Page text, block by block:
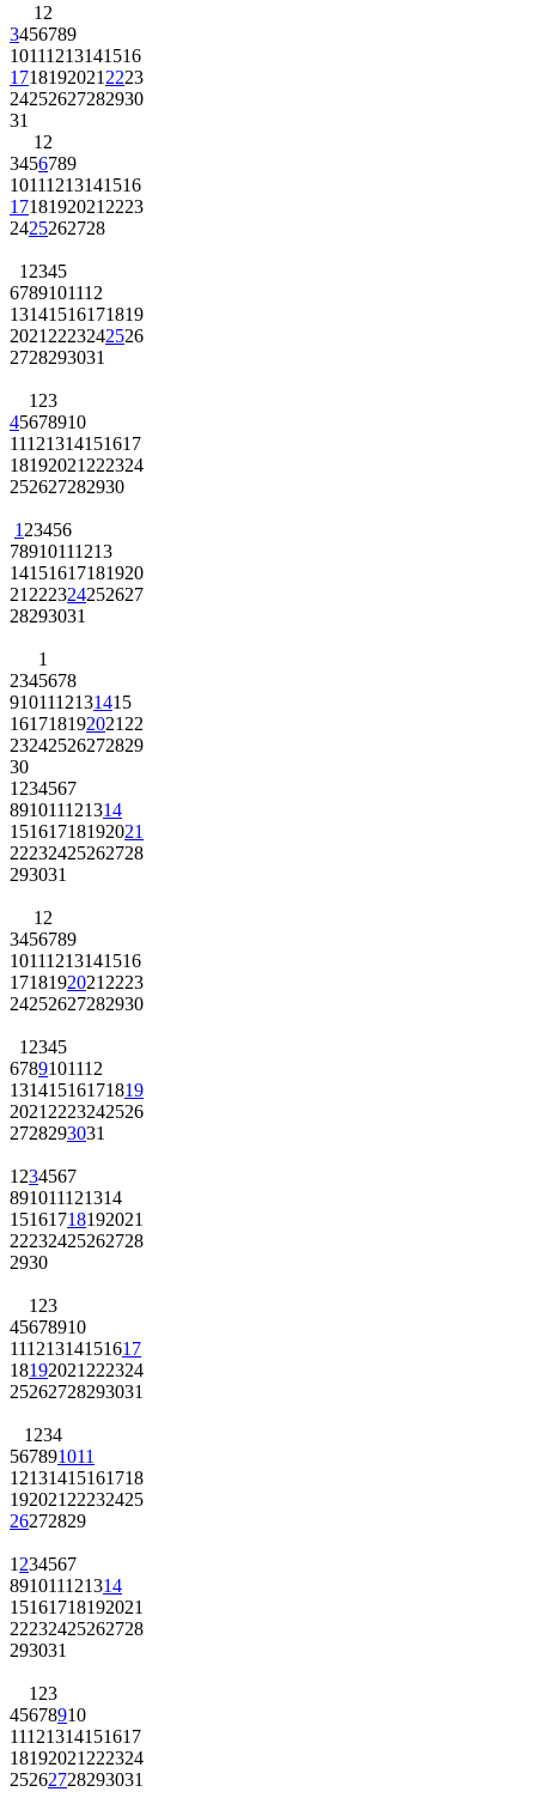
1 2
3456789
10111213141516
1718192021 2223
24252627282930
31
1 2
3456789
10111213141516
1718192021 2223
2425262728
1 2345
6789101112
13141516171819
2021 2223242526
2728293031
1 23
45678910
11121314151617
18192021 222324
252627282930
1 23456
78910111213
14151617181920
21 222324252627
28293031
1
2345678
9101112131415
161718192021 22
23242526272829
30
1 234567
891011121314
15161718192021
22232425262728
293031
1 2
3456789
10111213141516
1718192021 2223
24252627282930
1 2345
6789101112
13141516171819
2021 2223242526
2728293031
1 234567
891011121314
15161718192021
22232425262728
2930
1 23
45678910
11121314151617
18192021 222324
25262728293031
1 234
567891011
12131415161718
192021 22232425
26272829
1 234567
891011121314
15161718192021
22232425262728
293031
1 23
45678910
11121314151617
18192021 222324
25262728293031